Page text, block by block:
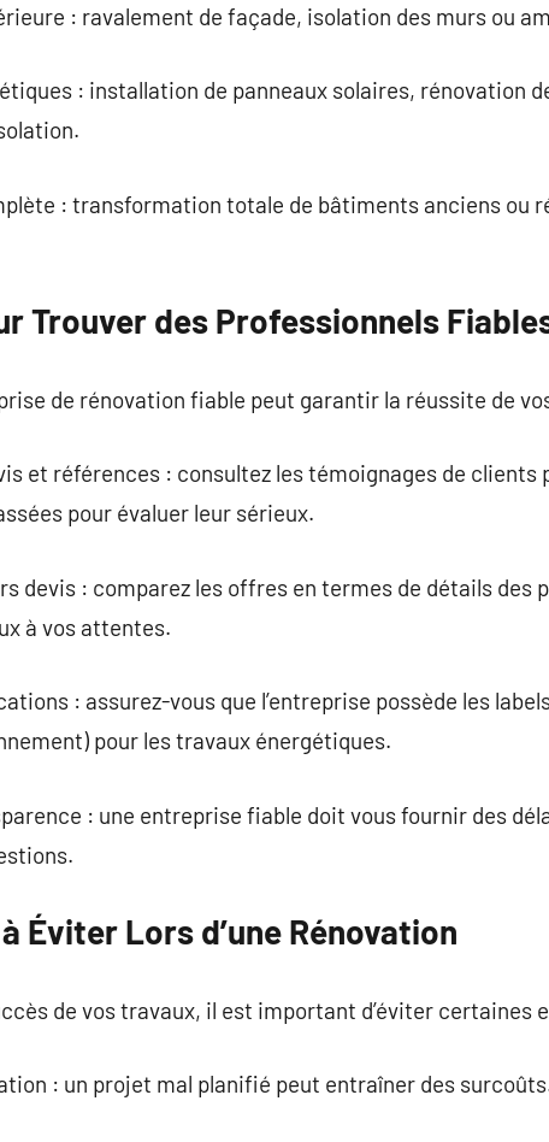
: ravalement de façade, isolation des murs ou
: installation de panneaux solaires, rénovation
: transformation totale de bâtiments anciens ou
Trouver des Professionnels
de rénovation fiable peut garantir la réussite de
et références : consultez les témoignages de clients
pour évaluer leur sérieux.
devis : comparez les offres en termes de détails des
à vos attentes.
: assurez-vous que l’entreprise possède les
pour les travaux énergétiques.
: une entreprise fiable doit vous fournir des
Éviter Lors d’une Rénovation
de vos travaux, il est important d’éviter certaines
: un projet mal planifié peut entraîner des